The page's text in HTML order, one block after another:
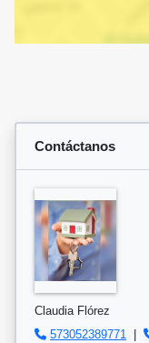
Contáctanos
Claudia Flórez
573052389771